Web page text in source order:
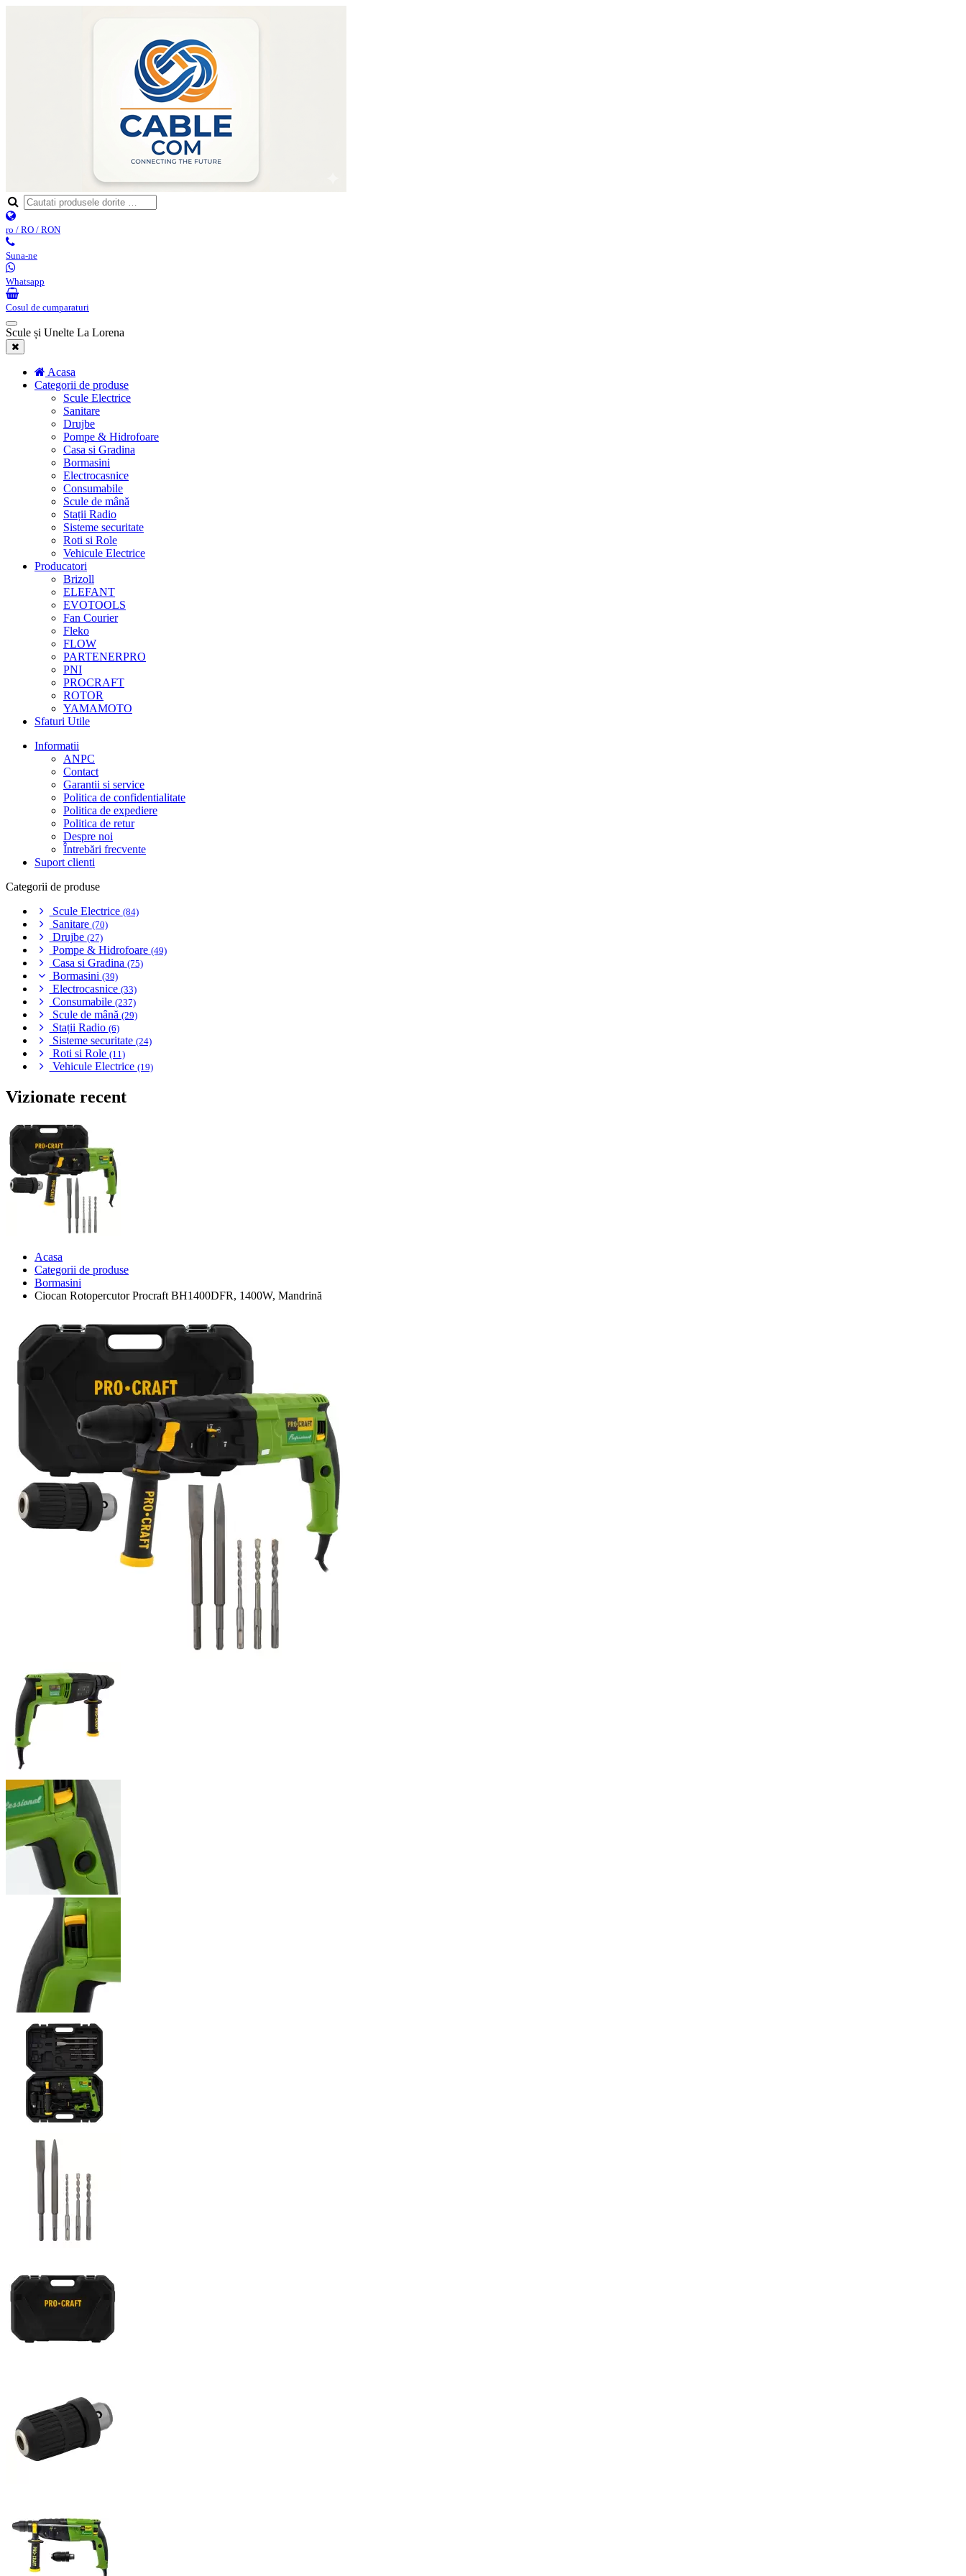
ro / RO / RON
Suna-ne
Whatsapp
Cosul de cumparaturi
Scule și Unelte La Lorena
Acasa
Categorii de produse
Scule Electrice
Sanitare
Drujbe
Pompe & Hidrofoare
Casa si Gradina
Bormasini
Electrocasnice
Consumabile
Scule de mână
Stații Radio
Sisteme securitate
Roti si Role
Vehicule Electrice
Producatori
Brizoll
ELEFANT
EVOTOOLS
Fan Courier
Fleko
FLOW
PARTENERPRO
PNI
PROCRAFT
ROTOR
YAMAMOTO
Sfaturi Utile
Informatii
ANPC
Contact
Garantii si service
Politica de confidentialitate
Politica de expediere
Politica de retur
Despre noi
Întrebări frecvente
Suport clienti
Categorii de produse
Scule Electrice (84)
Sanitare (70)
Drujbe (27)
Pompe & Hidrofoare (49)
Casa si Gradina (75)
Bormasini (39)
Electrocasnice (33)
Consumabile (237)
Scule de mână (29)
Stații Radio (6)
Sisteme securitate (24)
Roti si Role (11)
Vehicule Electrice (19)
Vizionate recent
Acasa
Categorii de produse
Bormasini
Ciocan Rotopercutor Procraft BH1400DFR, 1400W, Mandrină